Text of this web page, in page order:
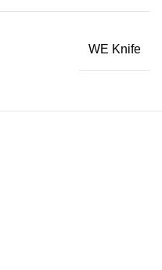
WE Knife